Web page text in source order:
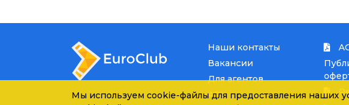
Наши контакты
Вакансии
Для агентов
API
Мы используем cookie-файлы для предоставления наших